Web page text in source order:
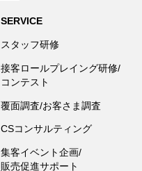
SERVICE
スタッフ研修
接客ロールプレイング研修/
コンテスト
覆面調査/お客さま調査
CSコンサルティング
集客イベント企画/
販売促進サポート